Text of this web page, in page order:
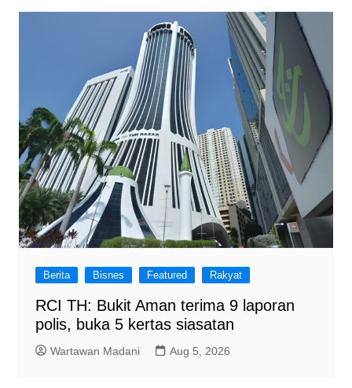
Berita Bisnes Featured Rakyat
RCI TH: Bukit Aman terima 9 laporan
polis, buka 5 kertas siasatan
Wartawan Madani Aug 5, 2026